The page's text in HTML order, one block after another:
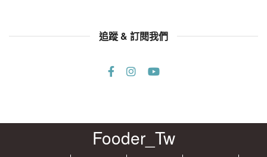
追蹤 & 訂閱我們
Fooder_Tw